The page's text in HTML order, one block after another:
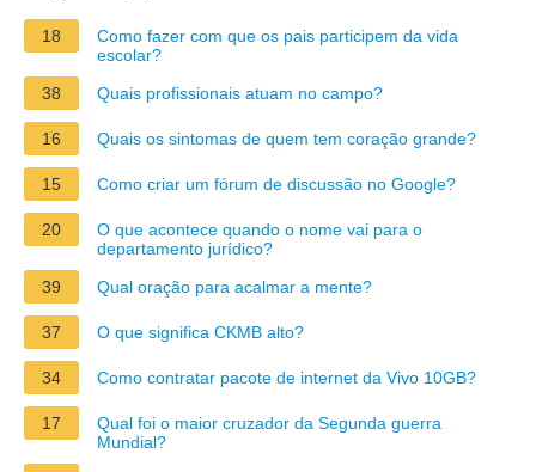
18
Como fazer com que os pais participem da vida
escolar?
38
Quais profissionais atuam no campo?
16 Quais os sintomas de quem tem coração grande?
15 Como criar um fórum de discussão no Google?
20
O que acontece quando o nome vai para o
departamento jurídico?
39
Qual oração para acalmar a mente?
37 O que significa CKMB alto?
34 Como contratar pacote de internet da Vivo 10GB?
17
Qual foi o maior cruzador da Segunda guerra
Mundial?